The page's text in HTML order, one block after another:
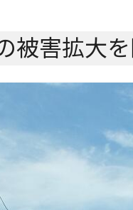
被害拡大